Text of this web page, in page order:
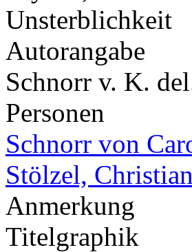
Unsterblichkeit
Autorangabe
Schnorr v. K.
Personen
Schnorr von
Stölzel,
Anmerkung
Titelgraphik